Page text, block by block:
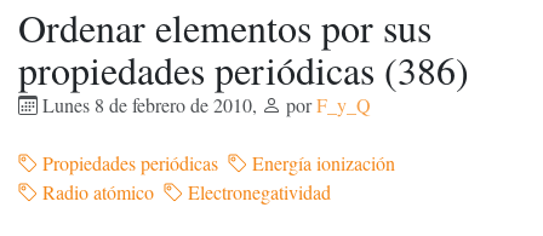
Ordenar elementos por sus
propiedades periódicas (386)
Lunes 8 de febrero de 2010, porF_y_Q
Propiedades periódicas
Energía ionización
Radio atómico
Electronegatividad